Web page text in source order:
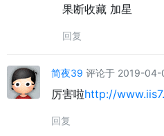
果断收藏 加星
回复
简夜39 评论于 2019-
厉害啦http://
回复